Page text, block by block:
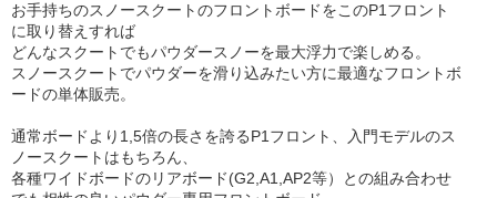
お手持ちのスノースクートのフロントボードをこのP1フロント
に取り替えすれば
どんなスクートでもパウダースノーを最大浮力で楽しめる。
スノースクートでパウダーを滑り込みたい方に最適なフロントボ
ードの単体販売。
通常ボードより1,5倍の長さを誇るP1フロント、入門モデルのス
ノースクートはもちろん、
各種ワイドボードのリアボード(G2,A1,AP2等）との組み合わせ